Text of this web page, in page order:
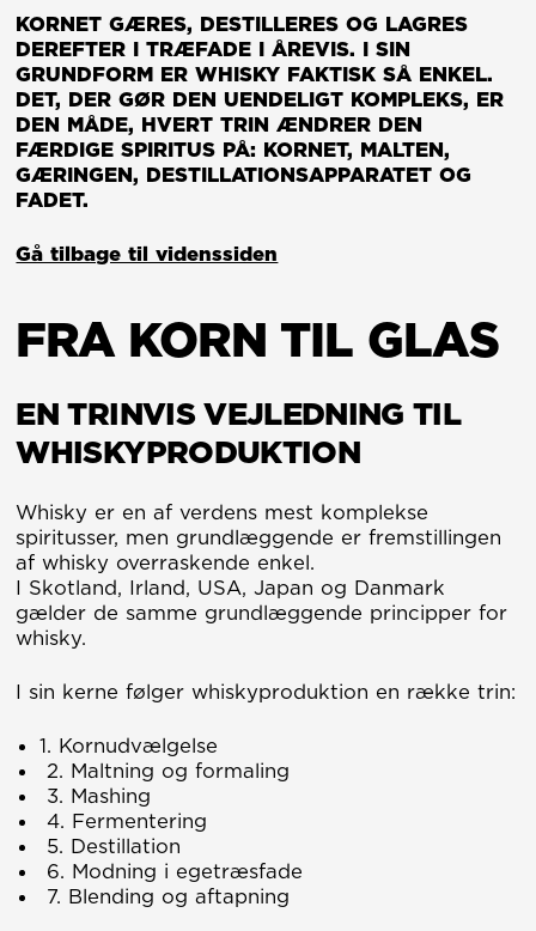
KORNET GÆRES, DESTILLERES OG LAGRES
DEREFTER I TRÆFADE I ÅREVIS. I SIN
GRUNDFORM ER WHISKY FAKTISK SÅ ENKEL.
DET, DER GØR DEN UENDELIGT KOMPLEKS, ER
DEN MÅDE, HVERT TRIN ÆNDRER DEN
FÆRDIGE SPIRITUS PÅ: KORNET, MALTEN,
GÆRINGEN, DESTILLATIONSAPPARATET OG
FADET.
Gå tilbage til videnssiden
FRA KORN TIL GLAS
EN TRINVIS VEJLEDNING TIL
WHISKYPRODUKTION
Whisky er en af verdens mest komplekse
spiritusser, men grundlæggende er fremstillingen
af whisky overraskende enkel.
I Skotland, Irland, USA, Japan og Danmark
gælder de samme grundlæggende principper for
whisky.
I sin kerne følger whiskyproduktion en række trin:
1. Kornudvælgelse
2. Maltning og formaling
3. Mashing
4. Fermentering
5. Destillation
6. Modning i egetræsfade
7. Blending og aftapning